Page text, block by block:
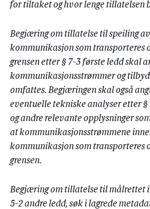
for tiltaket og hvor lenge tillatelsen
Begjæring om tillatelse til speiling
kommunikasjon som transporteres
grensen etter § 7-3 første ledd skal
kommunikasjonsstrømmer og
omfattes. Begjæringen skal også
eventuelle tekniske analyser etter §
og andre relevante opplysninger
at kommunikasjonsstrømmene
kommunikasjon som transporteres
grensen.
Begjæring om tillatelse til målrettet
5-2 andre ledd, søk i lagrede